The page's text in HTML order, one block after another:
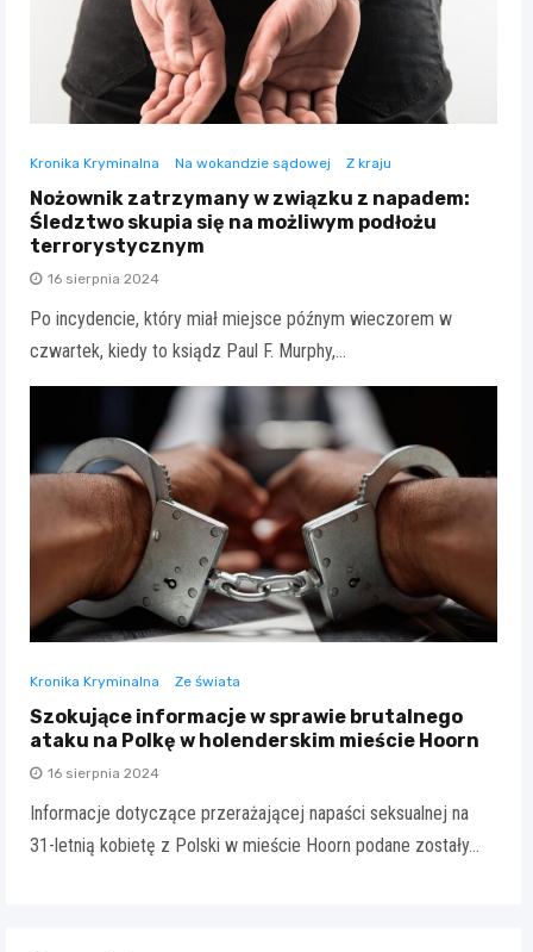
Kronika Kryminalna Na wokandzie sądowej Z kraju
Nożownik zatrzymany w związku z napadem:
Śledztwo skupia się na możliwym podłożu
terrorystycznym
16 sierpnia 2024
Po incydencie, który miał miejsce późnym wieczorem w
czwartek, kiedy to ksiądz Paul F. Murphy,…
Kronika Kryminalna Ze świata
Szokujące informacje w sprawie brutalnego
ataku na Polkę w holenderskim mieście Hoorn
16 sierpnia 2024
Informacje dotyczące przerażającej napaści seksualnej na
31-letnią kobietę z Polski w mieście Hoorn podane zostały…